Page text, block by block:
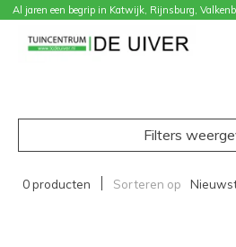
Al jaren een begrip in Katwijk, Rijnsburg,
Home / Merken / Dunlop
Filters
0 producten Sorteren op